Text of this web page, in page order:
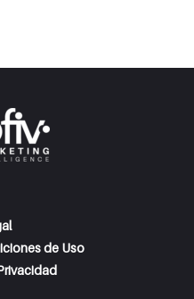
de Uso